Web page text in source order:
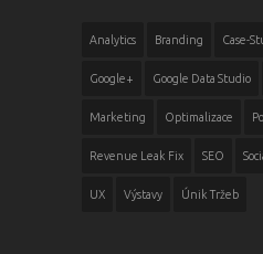
Analytics Branding Case-
Google+ Google Data Studio
Marketing Optimalizace
Revenue Leak Fix SEO
UX Výstavy Únik Tržeb